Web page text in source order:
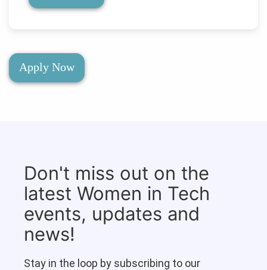
Apply Now
Don't miss out on the
latest Women in Tech
events, updates and
news!
Stay in the loop by subscribing to our